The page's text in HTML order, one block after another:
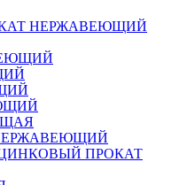
НЕРЖАВЕЮЩИЙ
ПРОКАТ